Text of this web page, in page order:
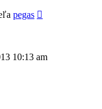
pegas
10:13 am